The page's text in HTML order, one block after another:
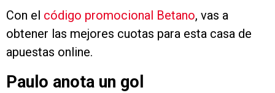
Con el código promocional Betano, vas a
obtener las mejores cuotas para esta casa de
apuestas online.
Paulo anota un gol